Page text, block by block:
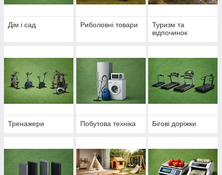
Дім і сад Риболовні товари
Туризм та
відпочинок
Тренажери Побутова техніка Бігові доріжки